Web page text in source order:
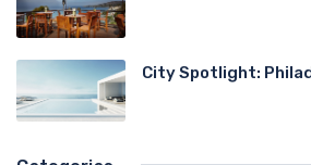
City Spotlight: